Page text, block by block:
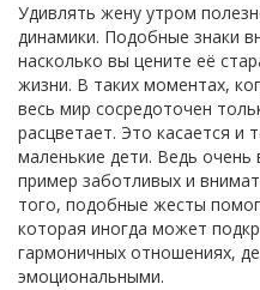
Удивлять жену утром
динамики. Подобные знаки
насколько вы цените её
жизни. В таких моментах,
весь мир сосредоточен
расцветает. Это касается и
маленькие дети. Ведь
пример заботливых и
того, подобные жесты
которая иногда может
гармоничных отношениях,
эмоциональными.